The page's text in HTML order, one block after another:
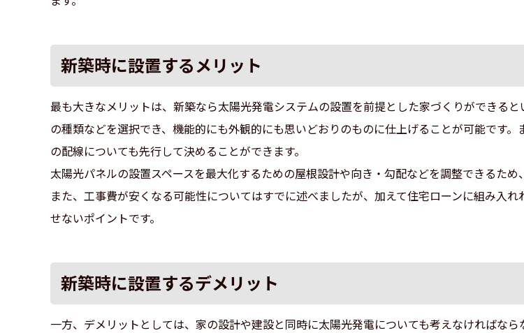
新築時に設置するメリット
最も大きなメリットは、新築なら太陽光発電システムの設置を前提とした家づくりができる
の種類などを選択でき、機能的にも外観的にも思いどおりのものに仕上げることが可能です
の配線についても先行して決めることができます。
太陽光パネルの設置スペースを最大化するための屋根設計や向き・勾配などを調整できるた
また、工事費が安くなる可能性についてはすでに述べましたが、加えて住宅ローンに組み入
せないポイントです。
新築時に設置するデメリット
一方、デメリットとしては、家の設計や建設と同時に太陽光発電についても考えなければな